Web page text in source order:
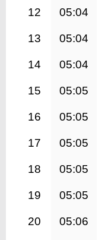
12 05:04
13 05:04
14 05:04
15 05:05
16 05:05
17 05:05
18 05:05
19 05:05
20 05:06